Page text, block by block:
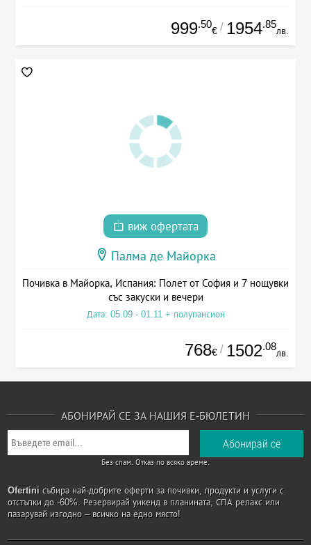
999.50
€ / 1954.85
лв.
виж офертата
Палма де Майорка
Почивка в Майорка, Испания: Полет от София и 7 нощувки
със закуски и вечери
Дата: 05.09 - 01.11 + полупансион
768€ / 1502.08
лв.
АБОНИРАЙ СЕ ЗА НАШИЯ Е-БЮЛЕТИН
Без спам. Отказ по всяко време.
Ofertini събира най-добрите оферти за почивки, продукти и услуги с
отстъпки до -60%. Резервирай уикенд в планината, СПА релакс или
пазарувай изгодно – всичко на едно място!